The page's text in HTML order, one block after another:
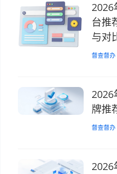
2026
台推
与对
督查督办
2026
牌推
督查督办
2026